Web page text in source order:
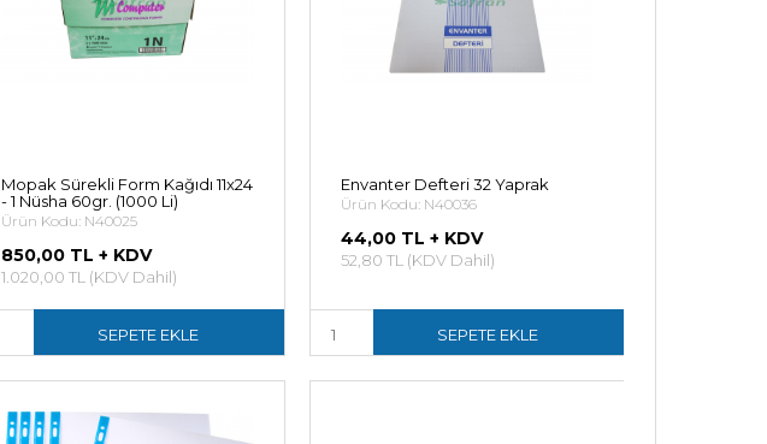
Mopak Sürekli Form Kağıdı 11x24
- 1 Nüsha 60gr. (1000 Li)
Ürün Kodu: N40025
850,00 TL + KDV
1.020,00 TL (KDV Dahil)
SEPETE EKLE
Envanter Defteri 32 Yaprak
Ürün Kodu: N40036
44,00 TL + KDV
52,80 TL (KDV Dahil)
SEPETE EKLE